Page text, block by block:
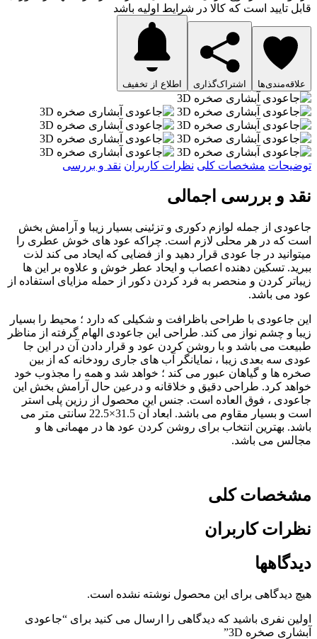
قابل تایید است که کالا در شرایط اولیه باشد
علاقه‌مندی‌ها اشتراک‌گذاری اطلاع از تخفیف
توضیحات مشخصات کلی نظرات کاربران نقد و بررسی
نقد و بررسی اجمالی
جاعودی از جمله لوازم دکوری و تزئینی بسیار زیبا و آرامش بخش
است که در هر محلی لازم است. چراکه عود های خوش عطری را
میتوانید در جا عودی قرار دهید و از فضایی که ایحاد می کند لذت
ببرید. تسکین دهنده اعصاب و ایحاد عطر خوش و علاوه بر این ها
زیباتر کردن و منحصر به فرد کردن دکور از حمله مزایای استفاده از
عود می باشد.
این جاعودی با طراحی باظرافت و شکیلی که دارد ؛ محیط را بسیار
زیبا و چشم نواز می کند. طراحی این جاعودی الهام گرفته از مناظر
طبیعت می باشد و با روشن کردن عود و قرار دادن آن در این جا
عودی سه بعدی زیبا ، نمایانگر آب های جاری رودخانه که از بین
صخره ها و گیاهان عبور می کند ؛ خواهد شد و همه را مجذوب خود
خواهد کرد. طراحی دقیق و خلاقانه و درعین حال آرامش بخش این
جاعودی ، فوق العاده است. جنس این محصول از رزین پلی استر
است و بسیار مقاوم می باشد. ابعاد آن 31.5×22.5 سانتی متر می
باشد. بهترین انتخاب برای روشن کردن عود ها در مهمانی ها و
مجالس می باشد.
مشخصات کلی
نظرات کاربران
دیدگاهها
هیچ دیدگاهی برای این محصول نوشته نشده است.
اولین نفری باشید که دیدگاهی را ارسال می کنید برای “جاعودی
آبشاری صخره 3D”